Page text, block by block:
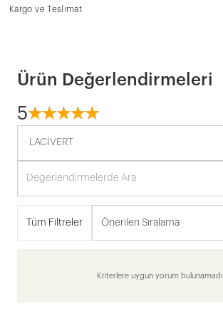
Kargo ve Teslimat
Ürün Değerlendirmeleri
5☆☆☆☆☆
★★★★★
Tüm Filtreler Önerilen Sıralama
Kriterlere uygun yorum bulunamadı